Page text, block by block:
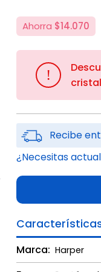
Ahorra $14.070
!
Recibe
¿Necesitas
Marca: Harper